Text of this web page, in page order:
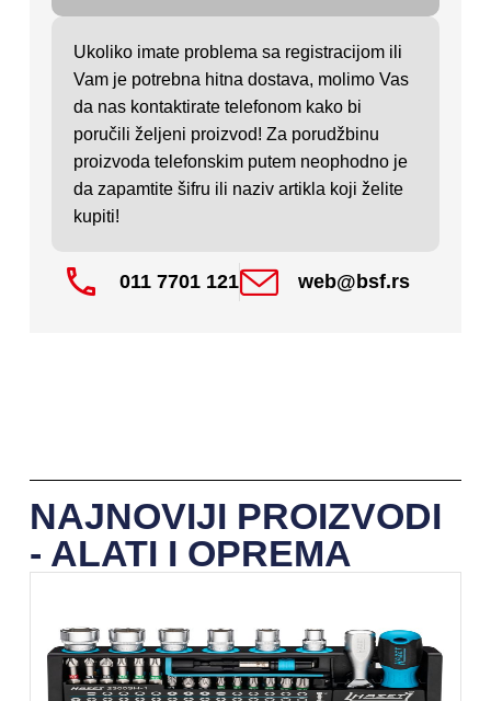
Ukoliko imate problema sa registracijom ili
Vam je potrebna hitna dostava, molimo Vas
da nas kontaktirate telefonom kako bi
poručili željeni proizvod! Za porudžbinu
proizvoda telefonskim putem neophodno je
da zapamtite šifru ili naziv artikla koji želite
kupiti!
011 7701 121 web@bsf.rs
NAJNOVIJI PROIZVODI
- ALATI I OPREMA